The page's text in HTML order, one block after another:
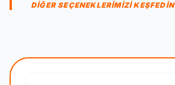
DİĞER SEÇENEKLERİMİZİ KEŞFEDİN